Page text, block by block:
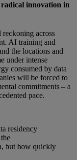
innovation in
across
AI training and
the locations and
under intense
consumed by data
will be forced to
commitments – a
pace.
residency
but how quickly